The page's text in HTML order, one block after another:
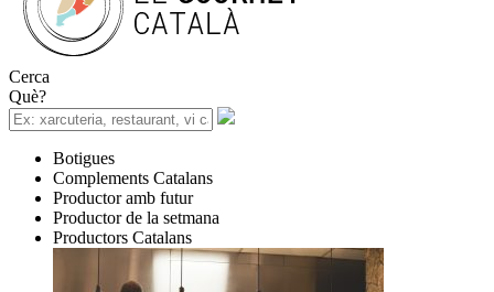
Cerca
Què?
Botigues
Complements Catalans
Productor amb futur
Productor de la setmana
Productors Catalans